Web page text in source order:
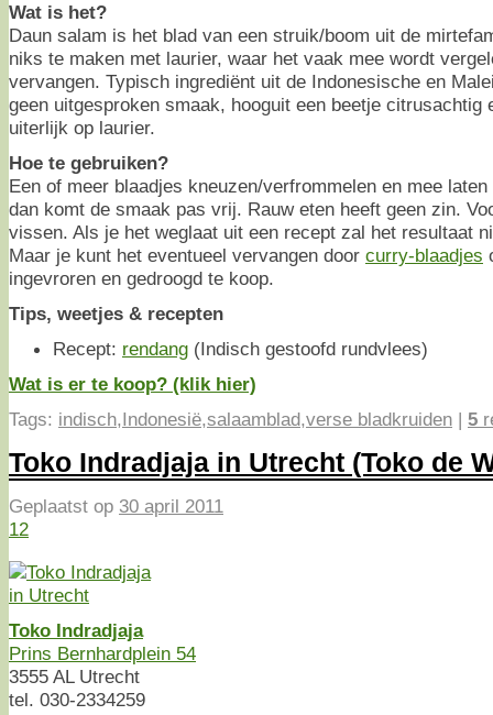
Wat is het?
Daun salam is het blad van een struik/boom uit de
niks te maken met laurier, waar het vaak mee wordt
vervangen. Typisch ingrediënt uit de Indonesische en
geen uitgesproken smaak, hooguit een beetje citrusachtig
uiterlijk op laurier.
Hoe te gebruiken?
Een of meer blaadjes kneuzen/verfrommelen en mee
dan komt de smaak pas vrij. Rauw eten heeft geen zin.
vissen. Als je het weglaat uit een recept zal het resultaat
Maar je kunt het eventueel vervangen door curry-blaadjes
ingevroren en gedroogd te koop.
Tips, weetjes & recepten
Recept: rendang (Indisch gestoofd rundvlees)
Wat is er te koop? (klik hier)
Tags: indisch,Indonesië,salaamblad,verse bladkruiden | 5
Toko Indradjaja in Utrecht (Toko de
Geplaatst op 30 april 2011
12
Toko Indradjaja
Prins Bernhardplein 54
3555 AL Utrecht
tel. 030-2334259